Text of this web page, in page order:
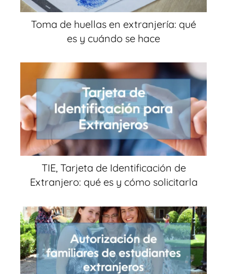
Toma de huellas en extranjería: qué
es y cuándo se hace
TIE, Tarjeta de Identificación de
Extranjero: qué es y cómo solicitarla